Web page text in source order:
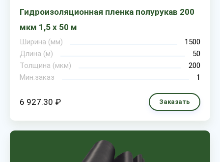
Гидроизоляционная пленка полурукав 200
мкм 1,5 х 50 м
Ширина (мм)
1500
Длина (м)
50
Толщина (мкм)
200
Мин.заказ
1
6 927.30 ₽ Заказать